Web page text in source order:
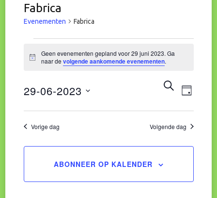
Fabrica
Evenementen Fabrica
Evenementen
29
juni
2023
Bericht
Geen evenementen gepland voor 29 juni 2023. Ga
naar de volgende aankomende evenementen.
ZOEKEN
DAG
29-06-2023
Selecteer
eenVorige dag Volgende dag
ABONNEER OP KALENDER